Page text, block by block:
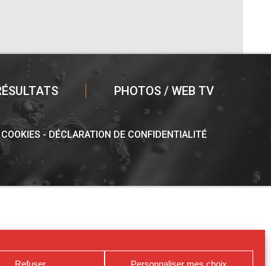
Refuser Personnaliser mes choix
PHOTOS / WEB TV
DÉCLARATION DE CONFIDENTIALITÉ